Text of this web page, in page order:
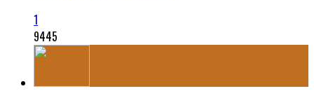
1
9445